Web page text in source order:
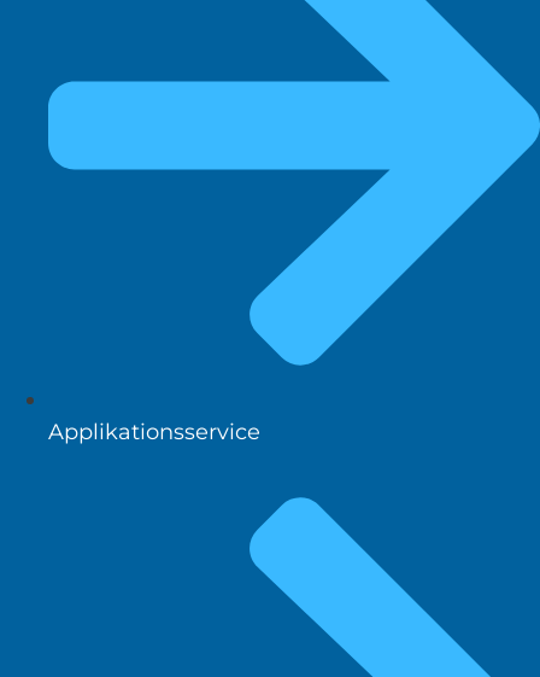
Applikationsservice